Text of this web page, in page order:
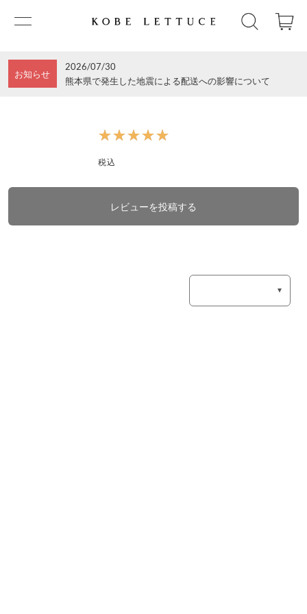
お知らせ
2026/07/30
熊本県で発生した地震による配送への影響について
★★★★★
★★★★★
税込
レビューを投稿する